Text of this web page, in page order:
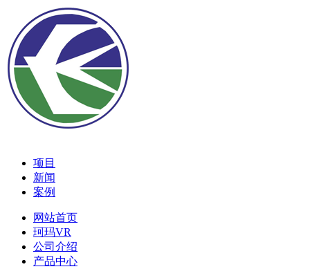
项目
新闻
案例
网站首页
珂玛VR
公司介绍
产品中心